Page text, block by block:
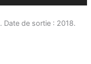
. Date de sortie : 2018.